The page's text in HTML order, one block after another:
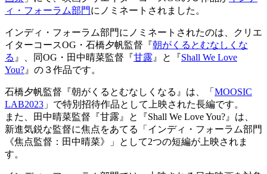
ィ・フォーラム部門にノミネートされました。
インディ・フォーラム部門にノミネートされたのは、クリエ
イターコースOG・石橋夕帆監督『朝がくるとむなしくな
る 』、同OG・田中晴菜監督『甘露 』と『Shall We Love
You? 』の３作品です。
石橋夕帆監督『朝がくるとむなしくなる』は、「 MOOSIC
LAB2023 」で特別招待作品として上映された長編です。
また、田中晴菜監督『甘露』と『Shall We Love You?』は、
新進気鋭な監督に焦点をあてる「インディ・フォーラム部門
《焦点監督：田中晴菜》」として2つの短編が上映されま
す。